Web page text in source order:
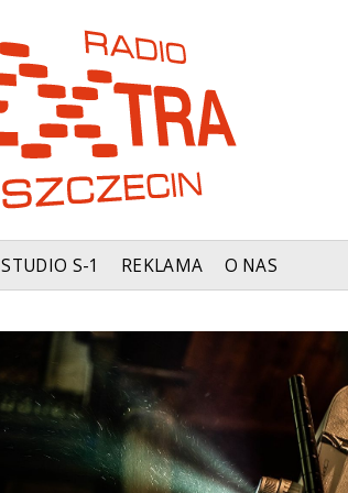
STUDIO S-1 REKLAMA O NAS